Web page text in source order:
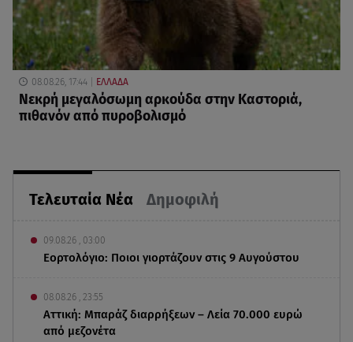
Τελευταία Νέα Δημοφιλή
09.08.26 , 03:00
Εορτολόγιο: Ποιοι γιορτάζουν στις 9 Αυγούστου
08.08.26 , 23:55
Αττική: Μπαράζ διαρρήξεων – Λεία 70.000 ευρώ
από μεζονέτα
08.08.26, 17:44 ΕΛΛΑΔΑ
Νεκρή μεγαλόσωμη αρκούδα στην Καστοριά,
πιθανόν από πυροβολισμό